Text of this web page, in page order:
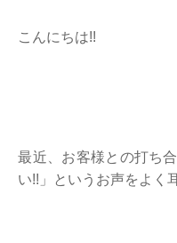
こんにちは!!
最近、お客様との打ち
い!!」というお声をよく